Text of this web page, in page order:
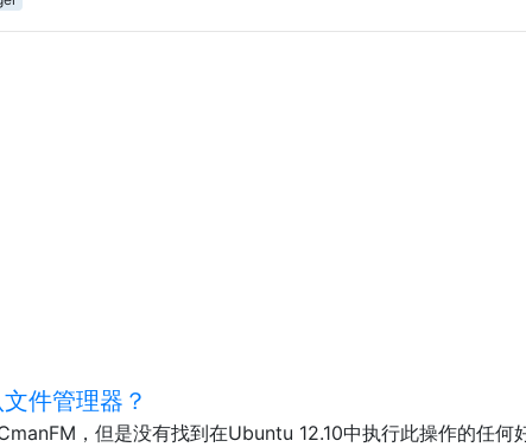
件管理器？
，但是没有找到在Ubuntu 12.10中执行此操作的任何